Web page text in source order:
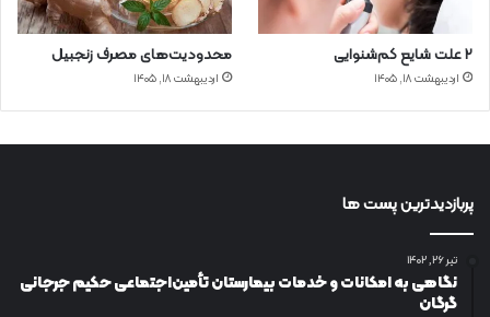
۲ علت شایع‌ کم‌شنوایی
اردیبهشت ۱۸, ۱۴۰۵
محدودیت‌های مصرف زنجبیل
اردیبهشت ۱۸, ۱۴۰۵
پربازدیدترین پست ها
تیر ۲۶, ۱۴۰۲
نگاهی به امکانات و خدمات بیمارستان تأمین‌اجتماعی حکیم جرجانی
گرگان